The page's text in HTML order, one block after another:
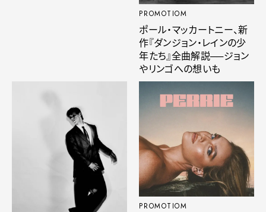
PROMOTIOM
ポール・マッカートニー、新
作『ダンジョン・レインの少
年たち』全曲解説──ジョン
やリンゴへの想いも
PROMOTIOM